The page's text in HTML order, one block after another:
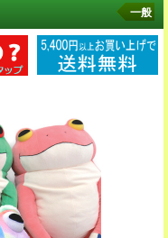
一般